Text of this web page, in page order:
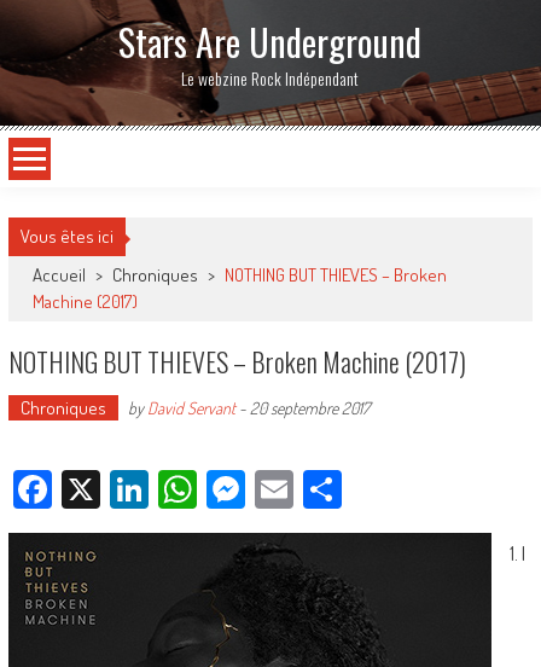
Stars Are Underground
Le webzine Rock Indépendant
Vous êtes ici
Accueil > Chroniques > NOTHING BUT THIEVES – Broken
Machine (2017)
NOTHING BUT THIEVES – Broken Machine (2017)
Chroniques byDavid Servant- 20 septembre 2017
Facebook
X LinkedIn
WhatsApp
Messenger
EmailPartager
1. I